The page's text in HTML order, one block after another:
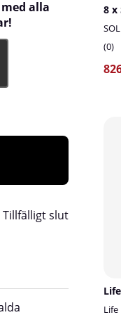
alla
Tillfälligt slut
0
Life
SOLID